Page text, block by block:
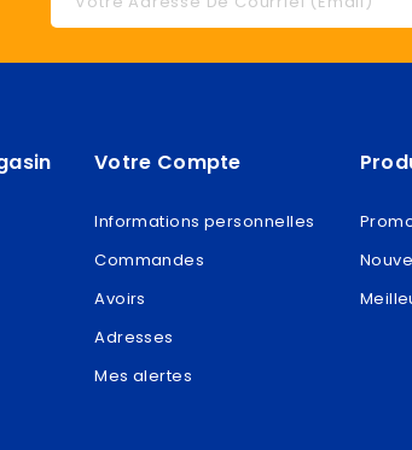
Votre Compte
Informations personnelles
Commandes
Avoirs
Adresses
Mes alertes